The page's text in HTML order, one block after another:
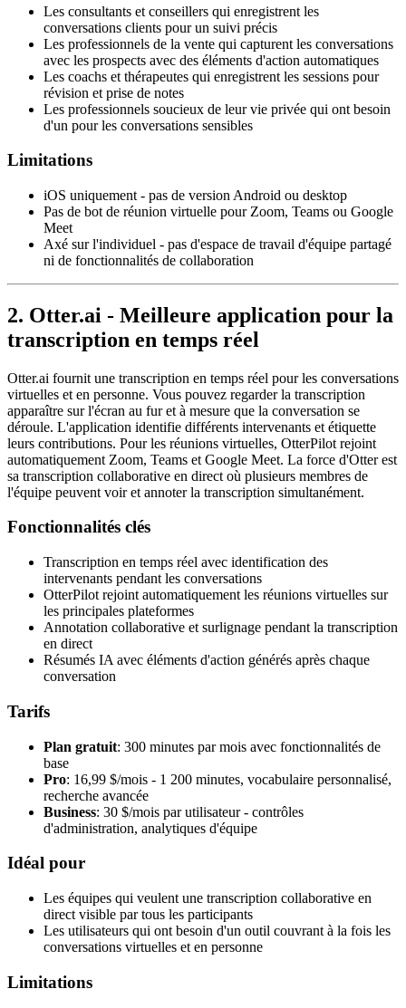
Les consultants et conseillers qui enregistrent les
conversations clients pour un suivi précis
Les professionnels de la vente qui capturent les conversations
avec les prospects avec des éléments d'action automatiques
Les coachs et thérapeutes qui enregistrent les sessions pour
révision et prise de notes
Les professionnels soucieux de leur vie privée qui ont besoin
d'un pour les conversations sensibles
Limitations
iOS uniquement - pas de version Android ou desktop
Pas de bot de réunion virtuelle pour Zoom, Teams ou Google
Meet
Axé sur l'individuel - pas d'espace de travail d'équipe partagé
ni de fonctionnalités de collaboration
2. Otter.ai - Meilleure application pour la
transcription en temps réel
Otter.ai fournit une transcription en temps réel pour les conversations
virtuelles et en personne. Vous pouvez regarder la transcription
apparaître sur l'écran au fur et à mesure que la conversation se
déroule. L'application identifie différents intervenants et étiquette
leurs contributions. Pour les réunions virtuelles, OtterPilot rejoint
automatiquement Zoom, Teams et Google Meet. La force d'Otter est
sa transcription collaborative en direct où plusieurs membres de
l'équipe peuvent voir et annoter la transcription simultanément.
Fonctionnalités clés
Transcription en temps réel avec identification des
intervenants pendant les conversations
OtterPilot rejoint automatiquement les réunions virtuelles sur
les principales plateformes
Annotation collaborative et surlignage pendant la transcription
en direct
Résumés IA avec éléments d'action générés après chaque
conversation
Tarifs
Plan gratuit: 300 minutes par mois avec fonctionnalités de
base
Pro: 16,99 $/mois - 1 200 minutes, vocabulaire personnalisé,
recherche avancée
Business: 30 $/mois par utilisateur - contrôles
d'administration, analytiques d'équipe
Idéal pour
Les équipes qui veulent une transcription collaborative en
direct visible par tous les participants
Les utilisateurs qui ont besoin d'un outil couvrant à la fois les
conversations virtuelles et en personne
Limitations